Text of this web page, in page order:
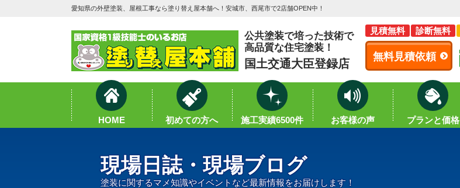
愛知県の外壁塗装、屋根工事なら塗り替え屋本舗へ！安城市、西尾市で2店舗OPEN中！
公共塗装で培った技術で
高品質な住宅塗装！
国土交通大臣登録店
見積無料 診断無料
無料見積依頼
HOME 初めての方へ 施工実績6500件 お客様の声 プランと価格
現場日誌・現場ブログ
塗装に関するマメ知識やイベントなど最新情報をお届けします！